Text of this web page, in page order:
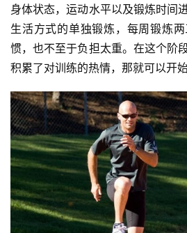
身体状态，运动水平以及锻炼时间
生活方式的单独锻炼，每周锻炼
惯，也不至于负担太重。在这个阶
积累了对训练的热情，那就可以开